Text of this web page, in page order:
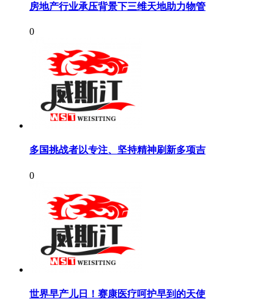
房地产行业承压背景下三维天地助力物管
0
多国挑战者以专注、坚持精神刷新多项吉
0
世界早产儿日！赛康医疗呵护早到的天使